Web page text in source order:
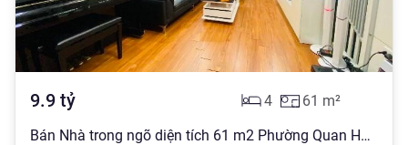
9.9 tỷ 61 m²
4
Bán Nhà trong ngõ diện tích 61 m2 Phường Quan Hoa, Cầu Giấy giá 9.9 tỷ đồng